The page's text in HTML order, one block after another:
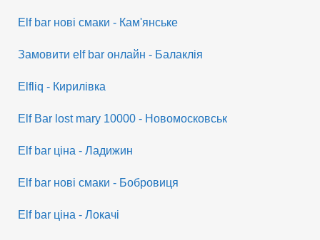
Elf bar нові смаки - Кам'янське
Замовити elf bar онлайн - Балаклія
Elfliq - Кирилівка
Elf Bar lost mary 10000 - Новомосковськ
Elf bar ціна - Ладижин
Elf bar нові смаки - Бобровиця
Elf bar ціна - Локачі